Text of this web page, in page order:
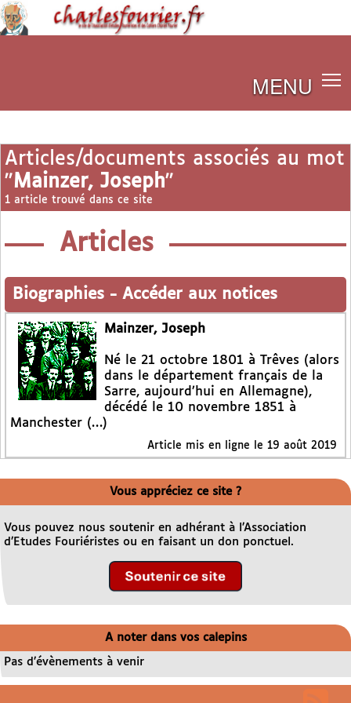
MENU
Articles/documents associés au mot
"Mainzer, Joseph"
1 article trouvé dans ce site
Articles
Biographies - Accéder aux notices
Mainzer, Joseph
Né le 21 octobre 1801 à Trêves (alors
dans le département français de la
Sarre, aujourd’hui en Allemagne),
décédé le 10 novembre 1851 à
Manchester (…)
Article mis en ligne le 19 août 2019
Vous appréciez ce site ?
Vous pouvez nous soutenir en adhérant à l’Association
d’Etudes Fouriéristes ou en faisant un don ponctuel.
A noter dans vos calepins
Pas d’évènements à venir